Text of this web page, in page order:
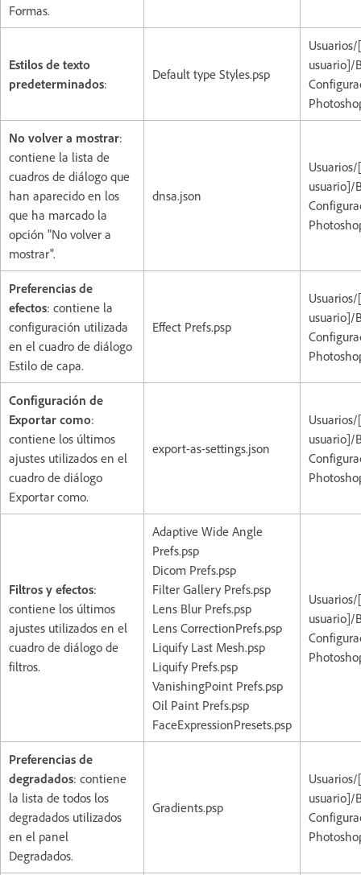
Formas.
Estilos de texto
predeterminados:
Default type Styles.psp
usuario]/
No volver a mostrar:
contiene la lista de
cuadros de diálogo que
han aparecido en los
que ha marcado la
opción "No volver a
mostrar".
dnsa.json
usuario]/
Preferencias de
efectos: contiene la
configuración utilizada
en el cuadro de diálogo
Estilo de capa.
Effect Prefs.psp
usuario]/
Configuración de
Exportar como:
contiene los últimos
ajustes utilizados en el
cuadro de diálogo
Exportar como.
export-as-settings.json
usuario]/
Filtros y efectos:
contiene los últimos
ajustes utilizados en el
cuadro de diálogo de
filtros.
Adaptive Wide Angle
Prefs.psp
Dicom Prefs.psp
Filter Gallery Prefs.psp
Lens Blur Prefs.psp
Lens CorrectionPrefs.psp
Liquify Last Mesh.psp
Liquify Prefs.psp
VanishingPoint Prefs.psp
Oil Paint Prefs.psp
FaceExpressionPresets.psp
usuario]/
Preferencias de
degradados: contiene
la lista de todos los
degradados utilizados
en el panel
Degradados.
Gradients.psp
usuario]/